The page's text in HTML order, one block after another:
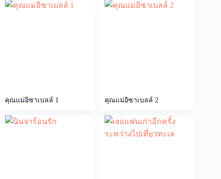
คุณแม่อิซาเบลล์ 1 คุณแม่อิซาเบลล์ 2